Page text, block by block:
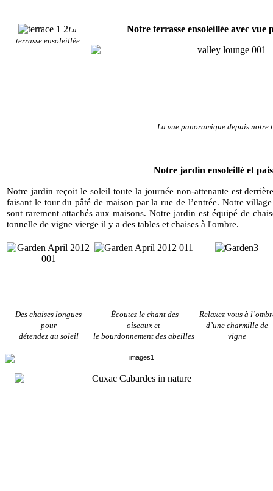
La
terrasse ensoleillée
Notre terrasse ensoleillée avec vue
La vue panoramique depuis notre
Notre jardin ensoleillé et
Notre jardin reçoit le soleil toute la journée non-attenante est
faisant le tour du pâté de maison par la rue de l’entrée. Notre
sont rarement attachés aux maisons. Notre jardin est équipé de
tonnelle de vigne vierge il y a des tables et chaises à l'ombre.
Des chaises longues
pour
détendez au soleil
Écoutez le chant des
oiseaux et
le bourdonnement des abeilles
Relaxez-vous à
d’une charmille de
vigne